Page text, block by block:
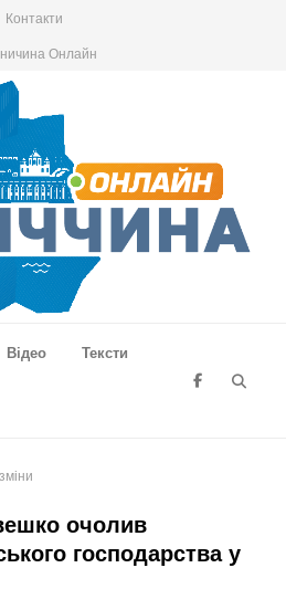
Контакти
Онлайн
Відео Тексти
очолив
господарства у